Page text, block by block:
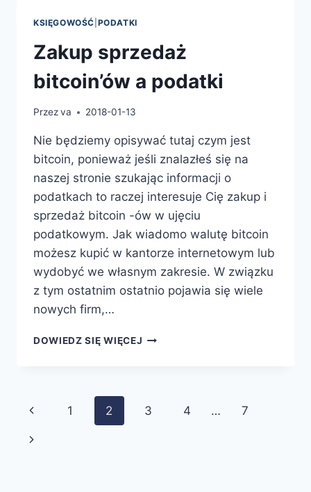
KSIĘGOWOŚĆ PODATKI
Zakup sprzedaż
bitcoin’ów a podatki
Przezva 2018-01-13
Nie będziemy opisywać tutaj czym jest
bitcoin, ponieważ jeśli znalazłeś się na
naszej stronie szukając informacji o
podatkach to raczej interesuje Cię zakup i
sprzedaż bitcoin -ów w ujęciu
podatkowym. Jak wiadomo walutę bitcoin
możesz kupić w kantorze internetowym lub
wydobyć we własnym zakresie. W związku
z tym ostatnim ostatnio pojawia się wiele
nowych firm,…
DOWIEDZ SIĘ WIĘCEJ ZAKUP
Nawigacja
strony
Poprzednia
strona
1 2 3 4 … 7
Następna